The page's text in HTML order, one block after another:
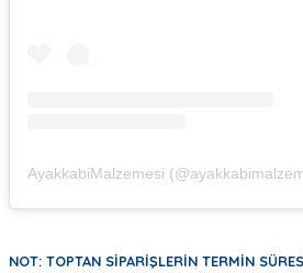
NOT: TOPTAN SİPARİŞLERİN TERMİN